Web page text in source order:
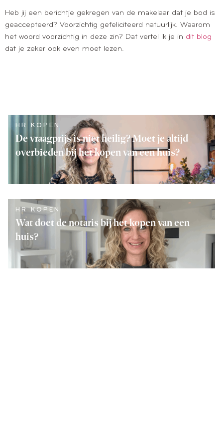
Heb jij een berichtje gekregen van de makelaar dat je bod is
geaccepteerd? Voorzichtig gefeliciteerd natuurlijk. Waarom
het woord voorzichtig in deze zin? Dat vertel ik je in dit blog
dat je zeker ook even moet lezen.
HR KOPEN
De vraagprijs is niet heilig? Moet je altijd
overbieden bij het kopen van een huis?
HR KOPEN
Wat doet de notaris bij het kopen van een
huis?